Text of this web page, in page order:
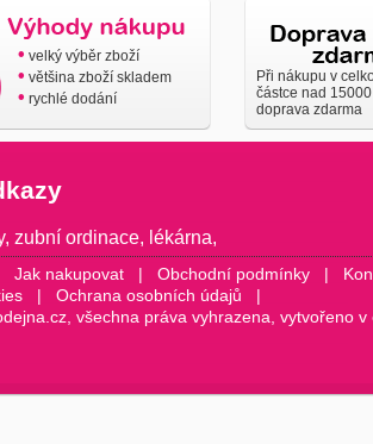
• velký výběr zboží
• většina zboží skladem
• rychlé dodání
Při nákupu v
částce nad
doprava zdarma
, zubní ordinace, lékárna,
Jak nakupovat | Obchodní podmínky |
| Ochrana osobních údajů |
všechna práva vyhrazena, vytvořeno v